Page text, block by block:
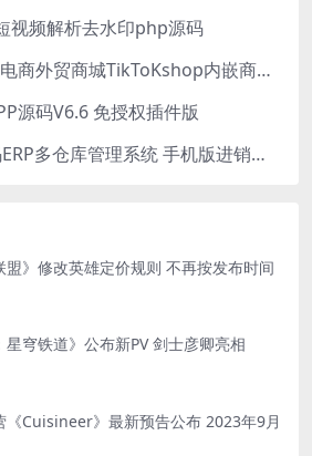
视频解析去水印php源码
Java多语言跨境电商外贸商城TikToKshop内嵌商城I商家入驻I一键铺
源码V6.6 免授权插件版
PHP进销存源码ERP多仓库管理系统 手机版进销存 php网络版进销存小程序
盟》修改英雄定价规则 不再按发布时间
星穹铁道》公布新PV 剑士彦卿亮相
《Cuisineer》最新预告公布 2023年9月